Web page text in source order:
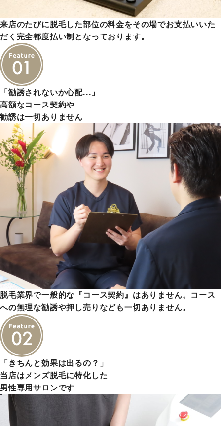
来店のたびに脱毛した部位の料金をその場でお支払いいた
だく完全都度払い制となっております。
「勧誘されないか心配…」
高額なコース契約や
勧誘は一切ありません
脱毛業界で一般的な『コース契約』はありません。コース
への無理な勧誘や押し売りなども一切ありません。
「きちんと効果は出るの？」
当店はメンズ脱毛に特化した
男性専用サロンです